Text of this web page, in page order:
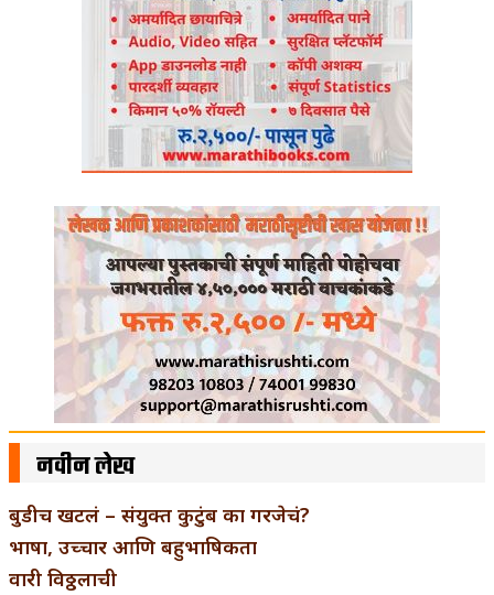
नवीन लेख
बुडीच खटलं – संयुक्त कुटुंब का गरजेचं?
भाषा, उच्चार आणि बहुभाषिकता
वारी विठ्ठलाची